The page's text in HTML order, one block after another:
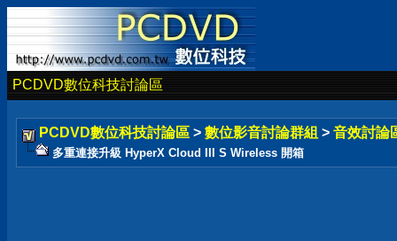
PCDVD數位科技討論區
PCDVD數位科技討論區 > 數位影音討論群組 > 音效討論
多重連接升級 HyperX Cloud III S Wireless 開箱